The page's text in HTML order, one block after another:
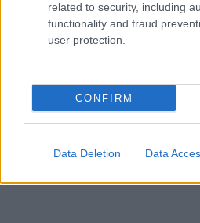
related to security, including
functionality and fraud
user protection.
CONFIRM
Data Deletion Data